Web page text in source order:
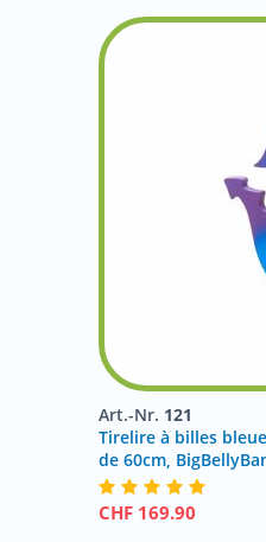
Art.-Nr. 121
Tirelire à billes
de 60cm,
CHF 169.90